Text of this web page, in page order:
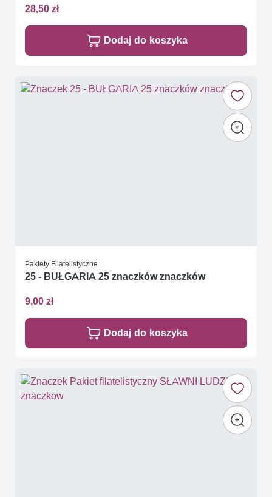
28,50 zł
Dodaj do koszyka
Pakiety Filatelistyczne
25 - BUŁGARIA 25 znaczków znaczków
9,00 zł
Dodaj do koszyka